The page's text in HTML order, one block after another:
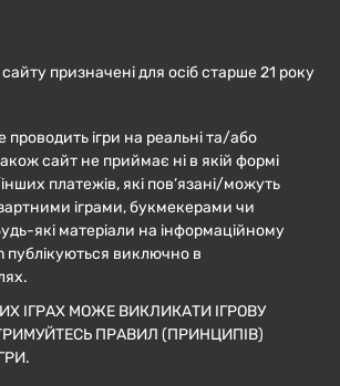
призначені для осіб старше 21 року
ігри на реальні та/або
сайт не приймає ні в якій формі
платежів, які пов’язані/можуть
іграми, букмекерами чи
які матеріали на інформаційному
публікуються виключно в
ІГРАХ МОЖЕ ВИКЛИКАТИ ІГРОВУ
ПРАВИЛ (ПРИНЦИПІВ)